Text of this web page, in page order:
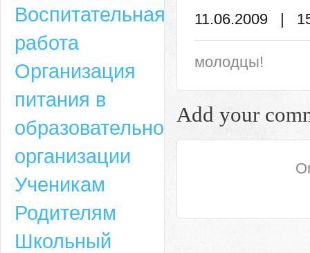
6-49, электронный адрес: aja_70@mail.ru
11.06.2009 |
молодцы!
Add your
Воспитательная
работа
Организация
питания в
образовательной
организации
Ученикам
Родителям
Школьный